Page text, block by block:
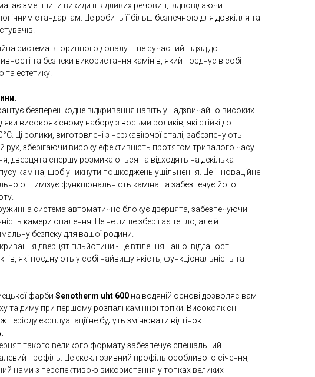
зменшити викиди шкідливих речовин, відповідаючи
стандартам. Це робить її більш безпечною для довкілля та
система вторинного допалу – це сучасний підхід до
та безпеки використання камінів, який поєднує в собі
та естетику.
безперешкодне відкривання навіть у надзвичайно високих
високоякісному набору з восьми роликів, які стійкі до
Ці ролики, виготовлені з нержавіючої сталі, забезпечують
рух, зберігаючи високу ефективність протягом тривалого часу.
дверцята спершу розмикаються та відходять на декілька
каміна, щоб уникнути пошкоджень ущільнення. Це інноваційне
оптимізує функціональність каміна та забезпечує його
система автоматично блокує дверцята, забезпечуючи
камери опалення. Це не лише зберігає тепло, але й
безпеку для вашої родини.
дверцят гільйотини - це втілення нашої відданості
які поєднують у собі найвищу якість, функціональність та
фарби Senotherm uht 600 на водяній основі дозволяє вам
та диму при першому розпалі камінної топки. Високоякісні
періоду експлуатації не будуть змінювати відтінок.
такого великого формату забезпечує спеціальний
профіль. Це ексклюзивний профіль особливого січення,
нами з перспективою використання у топках великих